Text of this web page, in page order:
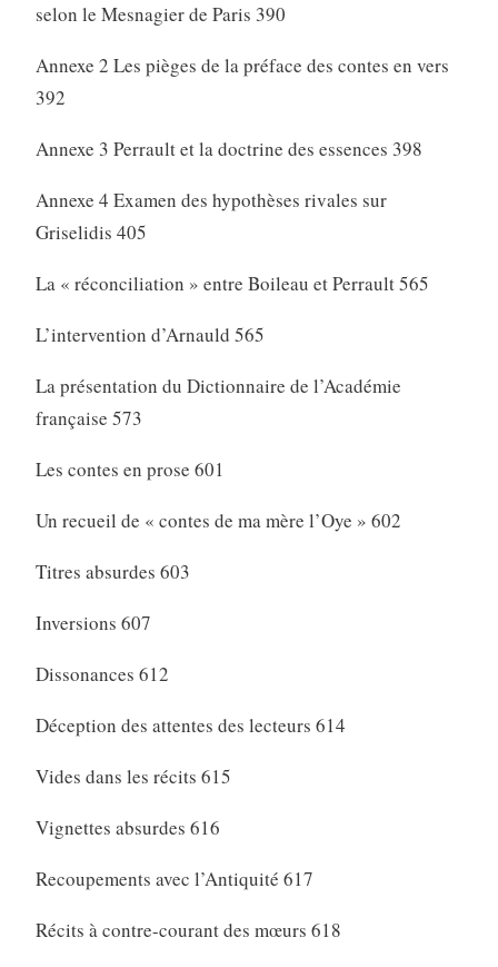
selon le Mesnagier de Paris 390
Annexe 2 Les pièges de la préface des contes en vers
392
Annexe 3 Perrault et la doctrine des essences 398
Annexe 4 Examen des hypothèses rivales sur
Griselidis 405
La « réconciliation » entre Boileau et Perrault 565
L’intervention d’Arnauld 565
La présentation du Dictionnaire de l’Académie
française 573
Les contes en prose 601
Un recueil de « contes de ma mère l’Oye » 602
Titres absurdes 603
Inversions 607
Dissonances 612
Déception des attentes des lecteurs 614
Vides dans les récits 615
Vignettes absurdes 616
Recoupements avec l’Antiquité 617
Récits à contre-courant des mœurs 618